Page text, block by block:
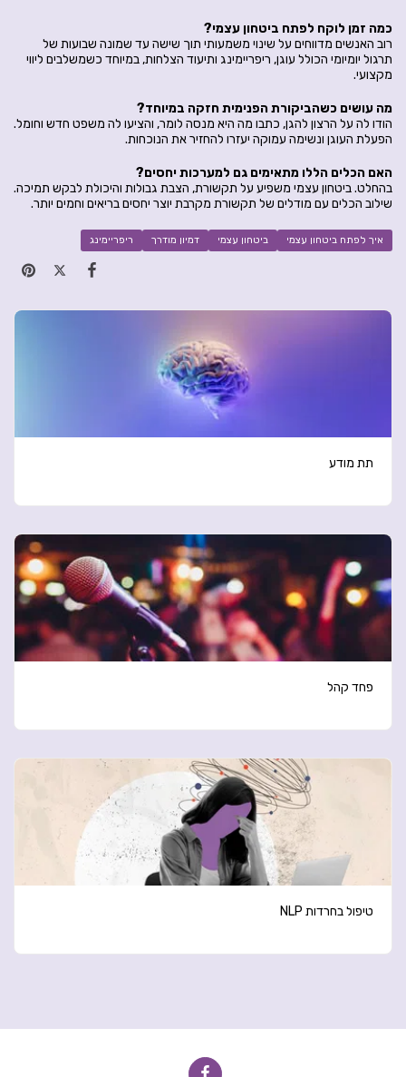
כמה זמן לוקח לפתח ביטחון עצמי?
רוב האנשים מדווחים על שינוי משמעותי תוך שישה עד שמונה שבועות של
תרגול יומיומי הכולל עוגן, ריפריימינג ותיעוד הצלחות, במיוחד כשמשלבים ליווי
מקצועי.
מה עושים כשהביקורת הפנימית חזקה במיוחד?
הודו לה על הרצון להגן, כתבו מה היא מנסה לומר, והציעו לה משפט חדש וחומל.
הפעלת העוגן ונשימה עמוקה יעזרו להחזיר את הנוכחות.
האם הכלים הללו מתאימים גם למערכות יחסים?
בהחלט. ביטחון עצמי משפיע על תקשורת, הצבת גבולות והיכולת לבקש תמיכה.
שילוב הכלים עם מודלים של תקשורת מקרבת יוצר יחסים בריאים וחמים יותר.
איך לפתח ביטחון עצמי ביטחון עצמי דמיון מודרך ריפריימינג
תת מודע
פחד קהל
טיפול בחרדות NLP